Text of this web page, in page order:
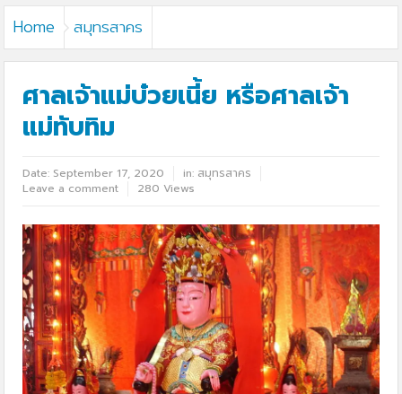
Home สมุทรสาคร
ศาลเจ้าแม่บ๋วยเนี้ย หรือศาลเจ้า
แม่ทับทิม
Date: September 17, 2020 in: สมุทรสาคร
Leave a comment
280 Views